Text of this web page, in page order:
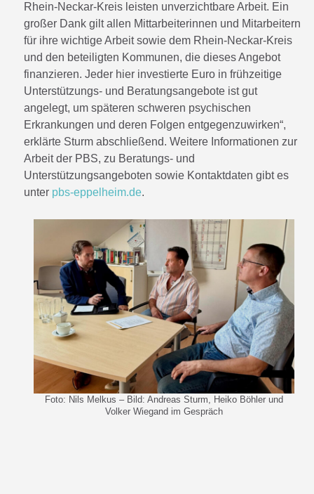
Rhein-Neckar-Kreis leisten unverzichtbare Arbeit. Ein
großer Dank gilt allen Mittarbeiterinnen und Mitarbeitern
für ihre wichtige Arbeit sowie dem Rhein-Neckar-Kreis
und den beteiligten Kommunen, die dieses Angebot
finanzieren. Jeder hier investierte Euro in frühzeitige
Unterstützungs- und Beratungsangebote ist gut
angelegt, um späteren schweren psychischen
Erkrankungen und deren Folgen entgegenzuwirken“,
erklärte Sturm abschließend. Weitere Informationen zur
Arbeit der PBS, zu Beratungs- und
Unterstützungsangeboten sowie Kontaktdaten gibt es
unter pbs-eppelheim.de.
Foto: Nils Melkus – Bild: Andreas Sturm, Heiko Böhler und
Volker Wiegand im Gespräch